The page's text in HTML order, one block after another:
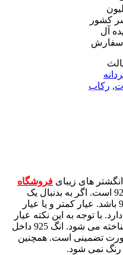
کشور
آل
سفارش
, رکاب
های زیبای فروشگاه
از جنس نقره با عیار 925 است. اگر به بدنبال یک
رکاب باکیفیت هستید عیار آن باید 925 باشد. عیار کمتر و یا عیار
با توجه به این نکته عیار
925 استاندارد جواهر سازی در دنیا شناخته می شود. انگ 925 داخل
تضمینی است. همچنین
رنگ نمی شود.